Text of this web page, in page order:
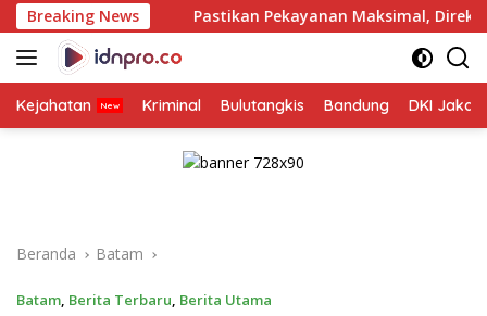
Langsung
ke
konten
Breaking News
Pastikan Pekayanan Maksimal, Direksi Jasa Raharja
Kejahatan Kriminal Bulutangkis Bandung DKI
Beranda Batam
Batam, Berita Terbaru, Berita Utama